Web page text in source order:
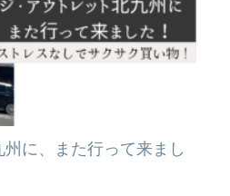
に、また行って来まし